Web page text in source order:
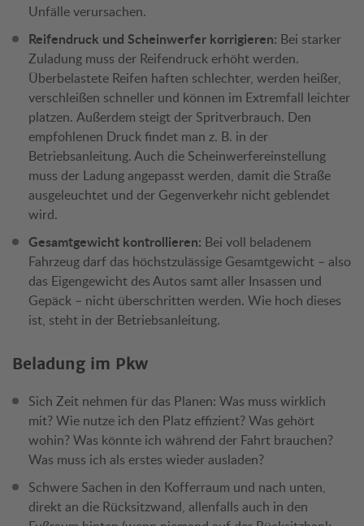
Unfälle verursachen.
Reifendruck und Scheinwerfer korrigieren: Bei starker
Zuladung muss der Reifendruck erhöht werden.
Überbelastete Reifen haften schlechter, werden heißer,
verschleißen schneller und können im Extremfall leichter
platzen. Außerdem steigt der Spritverbrauch. Den
empfohlenen Druck findet man z. B. in der
Betriebsanleitung. Auch die Scheinwerfereinstellung
muss der Ladung angepasst werden, damit die Straße
ausgeleuchtet und der Gegenverkehr nicht geblendet
wird.
Gesamtgewicht kontrollieren: Bei voll beladenem
Fahrzeug darf das höchstzulässige Gesamtgewicht – also
das Eigengewicht des Autos samt aller Insassen und
Gepäck – nicht überschritten werden. Wie hoch dieses
ist, steht in der Betriebsanleitung.
Beladung im Pkw
Sich Zeit nehmen für das Planen: Was muss wirklich
mit? Wie nutze ich den Platz effizient? Was gehört
wohin? Was könnte ich während der Fahrt brauchen?
Was muss ich als erstes wieder ausladen?
Schwere Sachen in den Kofferraum und nach unten,
direkt an die Rücksitzwand, allenfalls auch in den